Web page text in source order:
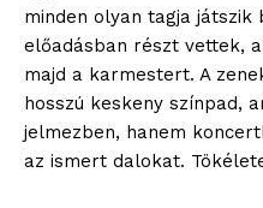
minden olyan tagja játszik
előadásban részt vettek,
majd a karmestert. A
hosszú keskeny színpad,
jelmezben, hanem
az ismert dalokat.